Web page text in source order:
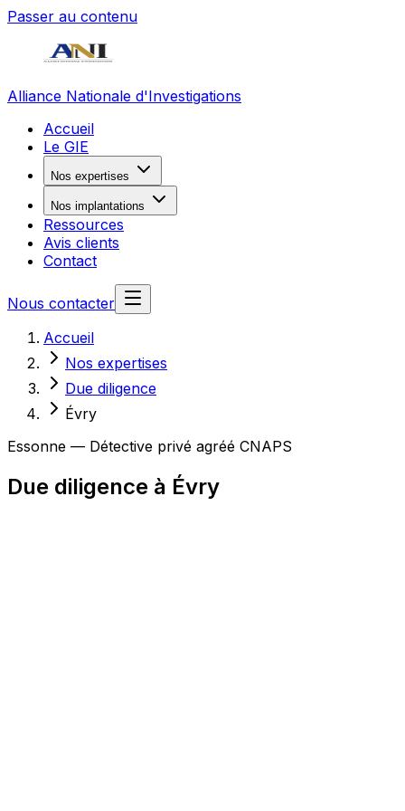
Passer au contenu
Alliance Nationale d'Investigations
Accueil
Le GIE
Nos expertises
Nos implantations
Ressources
Avis clients
Contact
Nous contacter
Accueil
Nos expertises
Due diligence
Évry
Essonne — Détective privé agréé CNAPS
Due diligence à Évry